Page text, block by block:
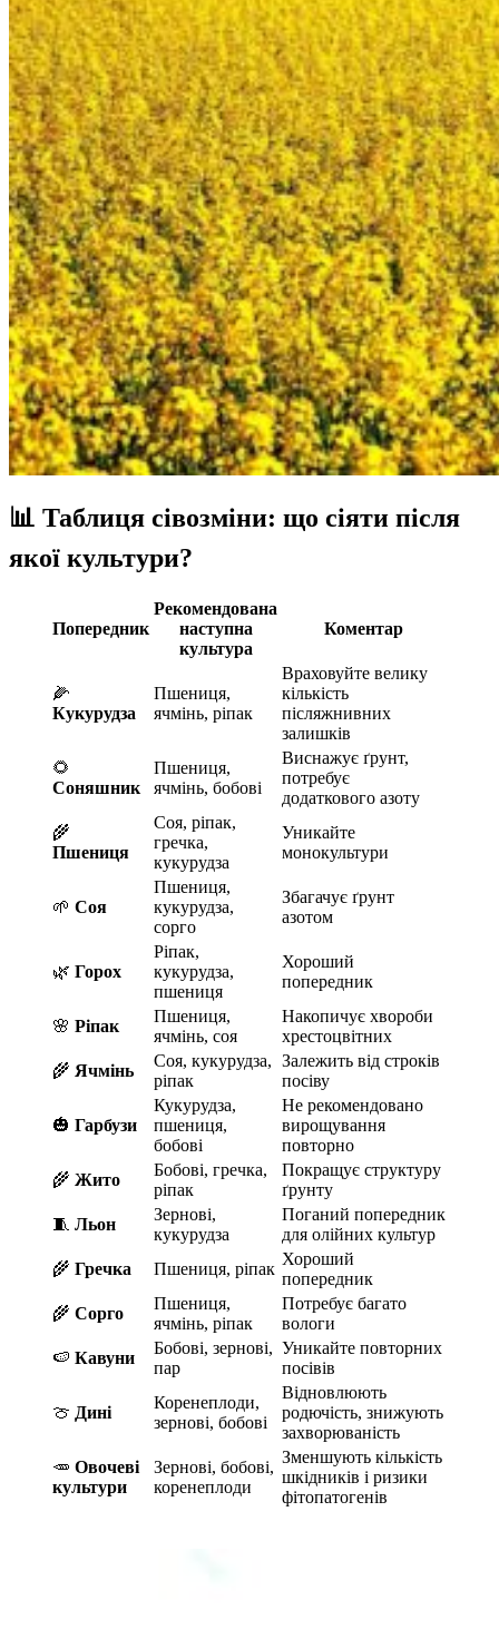
📊 Таблиця сівозміни: що сіяти після
якої культури?
Попередник
Рекомендована
наступна
культура
Коментар
🌽
Кукурудза
Пшениця,
ячмінь, ріпак
Враховуйте велику
кількість
післяжнивних
залишків
🌻
Соняшник
Пшениця,
ячмінь, бобові
Виснажує ґрунт,
потребує
додаткового азоту
🌾
Пшениця
Соя, ріпак,
гречка,
кукурудза
Уникайте
монокультури
🌱Соя
Пшениця,
кукурудза,
сорго
Збагачує ґрунт
азотом
🌿Горох
Ріпак,
кукурудза,
пшениця
Хороший
попередник
🌸Ріпак
Пшениця,
ячмінь, соя
Накопичує хвороби
хрестоцвітних
🌾 Ячмінь
Соя, кукурудза,
ріпак
Залежить від строків
посіву
🎃Гарбузи
Кукурудза,
пшениця,
бобові
Не рекомендовано
вирощування
повторно
🌾Жито
Бобові, гречка,
ріпак
Покращує структуру
ґрунту
🧵Льон
Зернові,
кукурудза
Поганий попередник
для олійних культур
🌾Гречка Пшениця, ріпак
Хороший
попередник
🌾Сорго
Пшениця,
ячмінь, ріпак
Потребує багато
вологи
🍉Кавуни
Бобові, зернові,
пар
Уникайте повторних
посівів
🍈 Дині
Коренеплоди,
зернові, бобові
Відновлюють
родючість, знижують
захворюваність
🥕Овочеві
культури
Зернові, бобові,
коренеплоди
Зменшують кількість
шкідників і ризики
фітопатогенів